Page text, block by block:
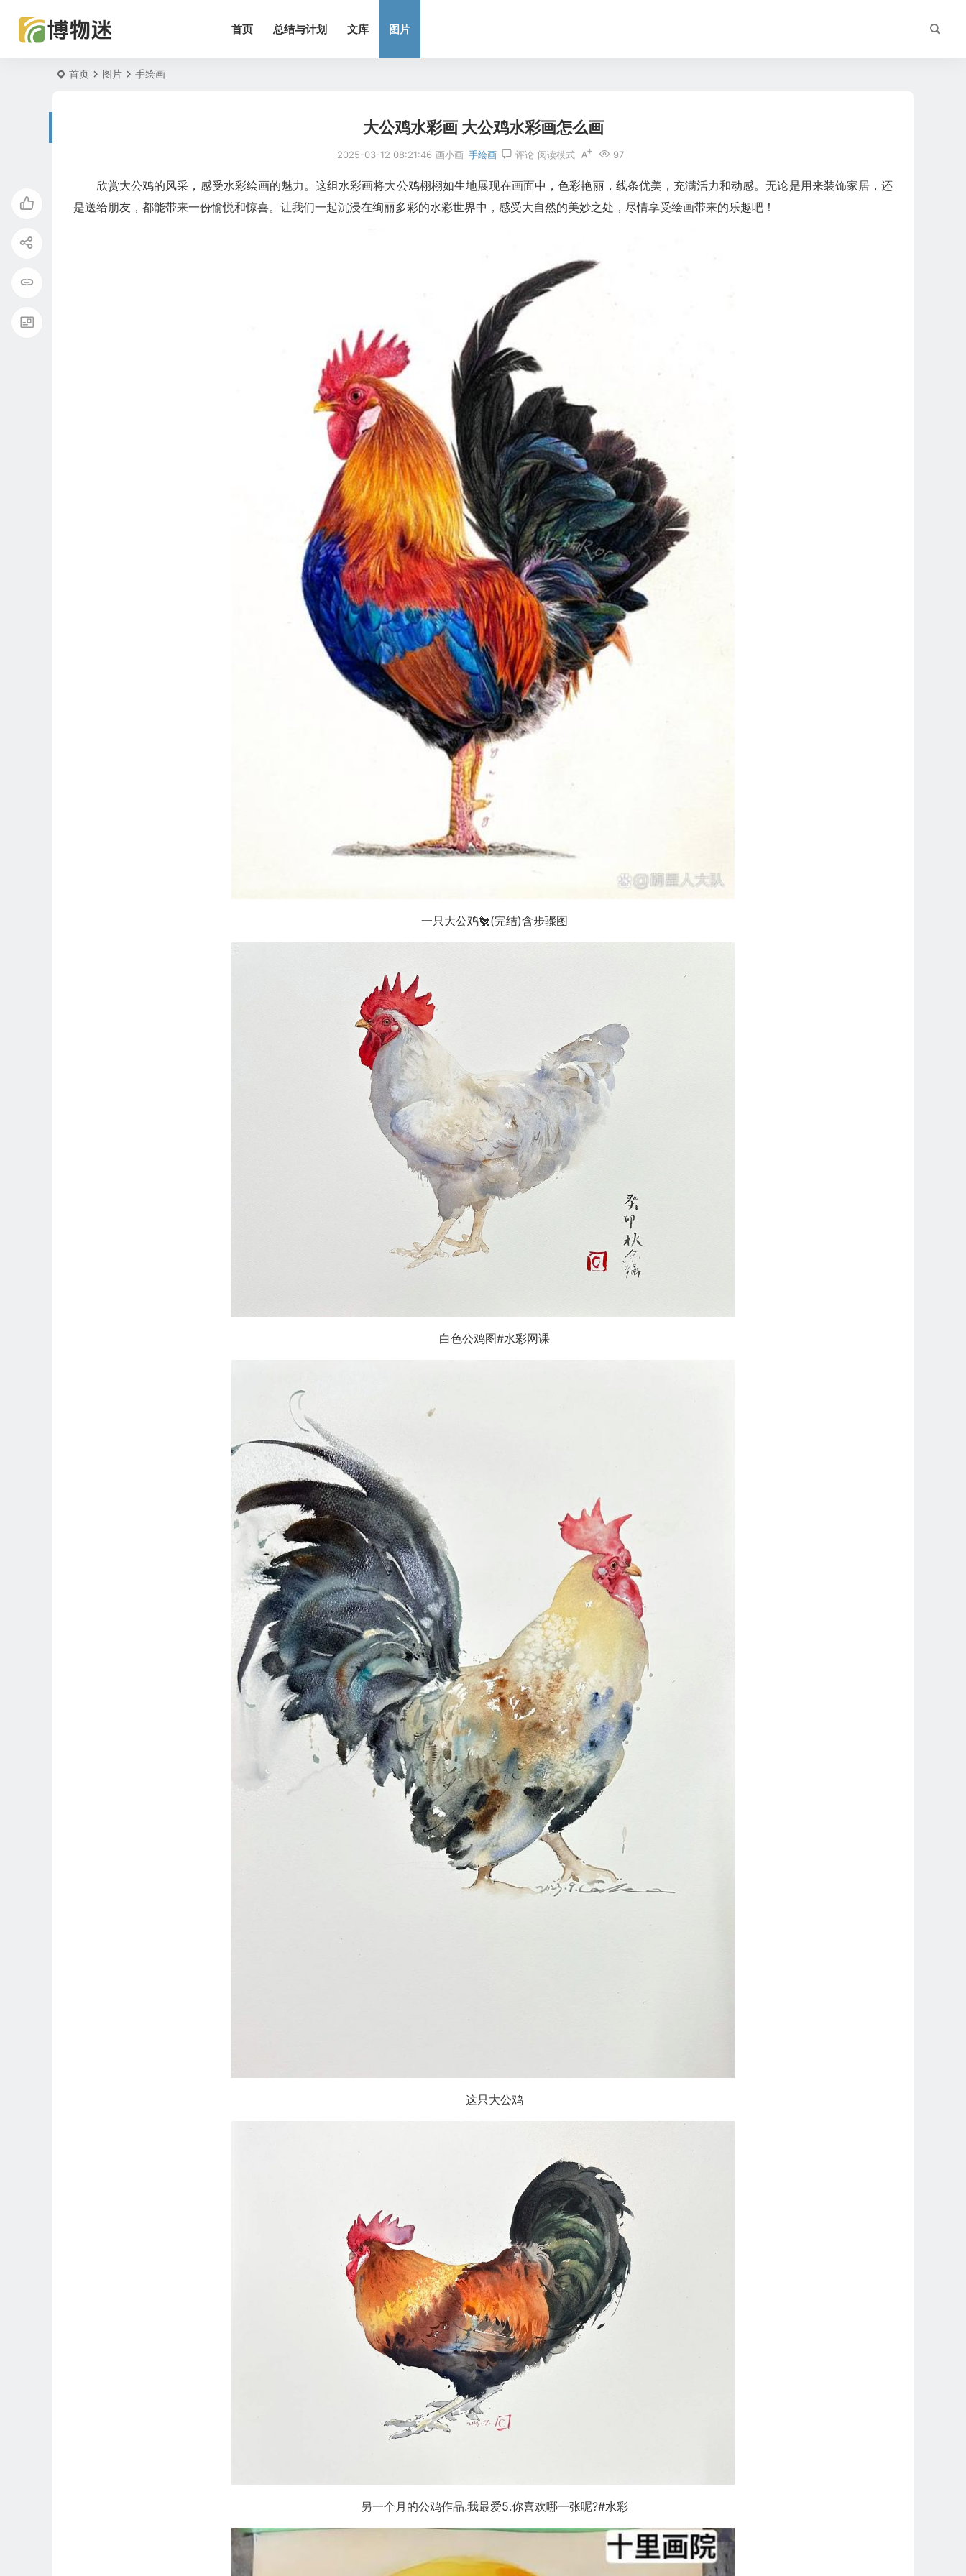
首页 总结与计划 文库 图片
首页 图片 手绘画
大公鸡水彩画 大公鸡水彩画怎么画
2025-03-12 08:21:46 画小画 手绘画 评论 97
阅读模式
欣赏大公鸡的风采，感受水彩绘画的魅力。这组水彩画将大公鸡栩栩如生地展现在画面中，色彩艳丽，线条优美，充满活力和动感。无论是用来装饰家居，还
是送给朋友，都能带来一份愉悦和惊喜。让我们一起沉浸在绚丽多彩的水彩世界中，感受大自然的美妙之处，尽情享受绘画带来的乐趣吧！
一只大公鸡🐔(完结)含步骤图
白色公鸡图#水彩网课
这只大公鸡
另一个月的公鸡作品.我最爱5.你喜欢哪一张呢?#水彩